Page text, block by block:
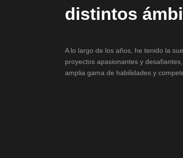
distintos
A lo largo de los años, he tenido la
proyectos apasionantes y
amplia gama de habilidades y